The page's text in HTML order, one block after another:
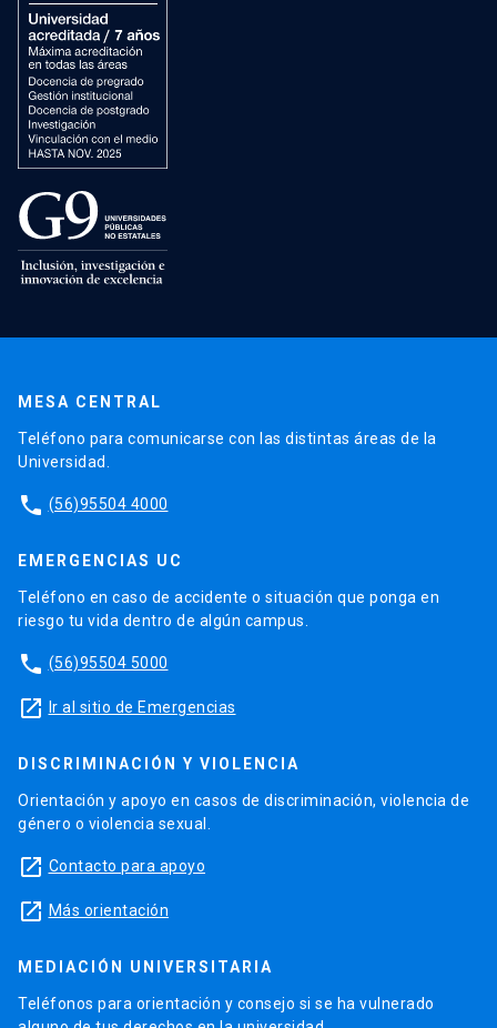
MESA CENTRAL
Teléfono para comunicarse con las distintas áreas de la
Universidad.
phone (56)95504 4000
EMERGENCIAS UC
Teléfono en caso de accidente o situación que ponga en
riesgo tu vida dentro de algún campus.
phone (56)95504 5000
launch Ir al sitio de Emergencias
DISCRIMINACIÓN Y VIOLENCIA
Orientación y apoyo en casos de discriminación, violencia de
género o violencia sexual.
launch Contacto para apoyo
launch Más orientación
MEDIACIÓN UNIVERSITARIA
Teléfonos para orientación y consejo si se ha vulnerado